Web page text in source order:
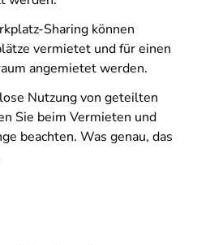
Sharing können
vermietet und für einen
angemietet werden.
Nutzung von geteilten
Sie beim Vermieten und
beachten. Was genau, das